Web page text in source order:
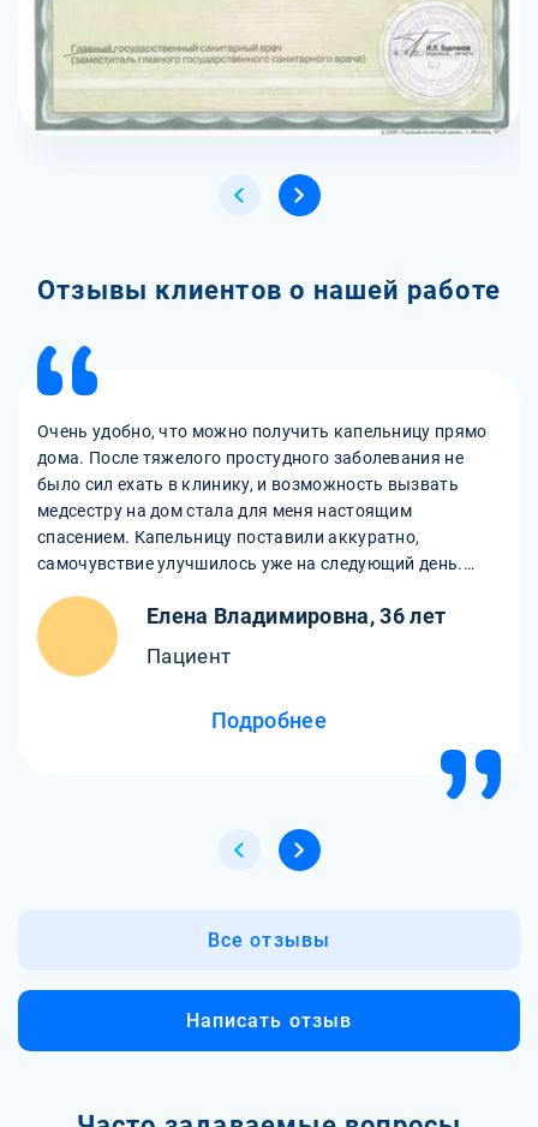
Отзывы клиентов о нашей работе
Очень удобно, что можно получить капельницу прямо
дома. После тяжелого простудного заболевания не
было сил ехать в клинику, и возможность вызвать
медсестру на дом стала для меня настоящим
спасением. Капельницу поставили аккуратно,
самочувствие улучшилось уже на следующий день.
Елена Владимировна, 36 лет
Пациент
Подробнее
Все отзывы
Написать отзыв